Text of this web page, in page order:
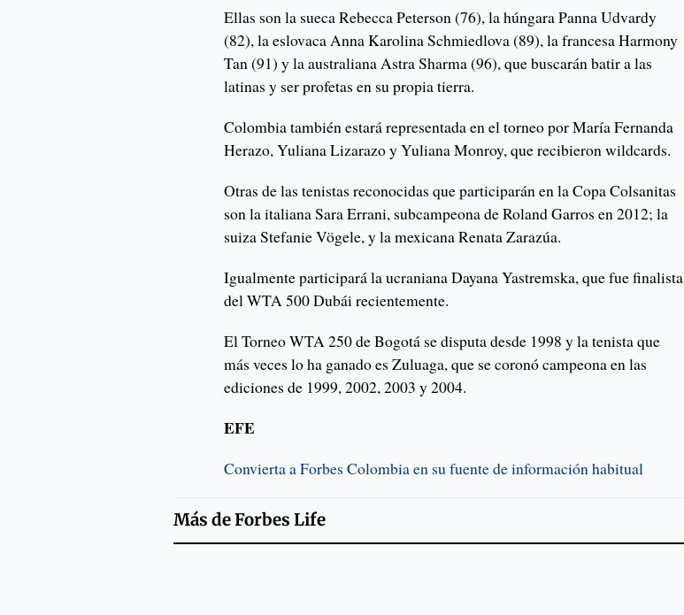
Ellas son la sueca Rebecca Peterson (76), la húngara Panna Udvardy
(82), la eslovaca Anna Karolina Schmiedlova (89), la francesa Harmony
Tan (91) y la australiana Astra Sharma (96), que buscarán batir a las
latinas y ser profetas en su propia tierra.
Colombia también estará representada en el torneo por María Fernanda
Herazo, Yuliana Lizarazo y Yuliana Monroy, que recibieron wildcards.
Otras de las tenistas reconocidas que participarán en la Copa Colsanitas
son la italiana Sara Errani, subcampeona de Roland Garros en 2012; la
suiza Stefanie Vögele, y la mexicana Renata Zarazúa.
Igualmente participará la ucraniana Dayana Yastremska, que fue finalista
del WTA 500 Dubái recientemente.
El Torneo WTA 250 de Bogotá se disputa desde 1998 y la tenista que
más veces lo ha ganado es Zuluaga, que se coronó campeona en las
ediciones de 1999, 2002, 2003 y 2004.
EFE
Convierta a Forbes Colombia en su fuente de información habitual
Más deForbes Life